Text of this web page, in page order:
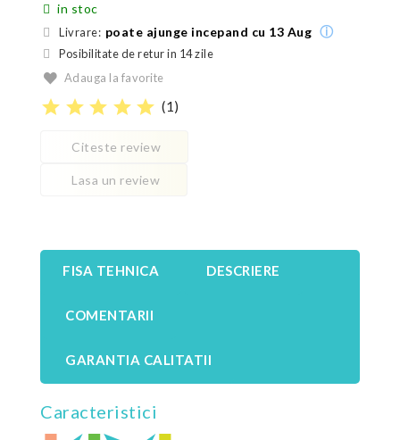
in stoc
Livrare: poate ajunge incepand cu 13 Aug ⓘ
Posibilitate de retur in 14 zile
Adauga la favorite
star star star star star (1)
Citeste review
Lasa un review
FISA TEHNICA DESCRIERE
COMENTARII
GARANTIA CALITATII
Caracteristici